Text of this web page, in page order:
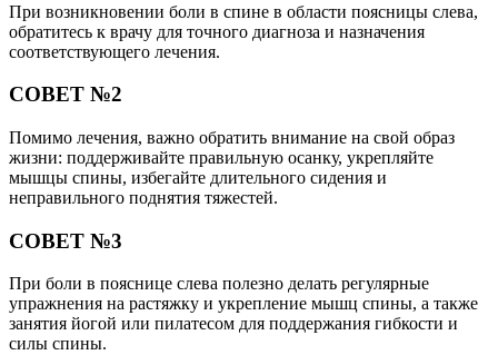
При возникновении боли в спине в области поясницы слева,
обратитесь к врачу для точного диагноза и назначения
соответствующего лечения.
СОВЕТ №2
Помимо лечения, важно обратить внимание на свой образ
жизни: поддерживайте правильную осанку, укрепляйте
мышцы спины, избегайте длительного сидения и
неправильного поднятия тяжестей.
СОВЕТ №3
При боли в пояснице слева полезно делать регулярные
упражнения на растяжку и укрепление мышц спины, а также
занятия йогой или пилатесом для поддержания гибкости и
силы спины.